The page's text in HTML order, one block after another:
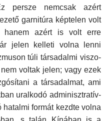
persze nemcsak azért
garnitúra képtelen volt
hanem azért is volt erre
jelen kelleti volna lenni
túli társadalmi viszo­
voltak jelen; vagy ezek
a társadalmat, ami
uralkodó adminisztratív-
formát kezdte volna